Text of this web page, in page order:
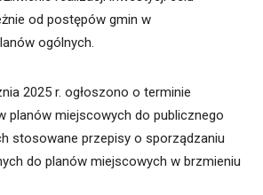
od postępów gmin w
ogólnych.
2025 r. ogłoszono o terminie
planów miejscowych do publicznego
stosowane przepisy o sporządzaniu
do planów miejscowych w brzmieniu